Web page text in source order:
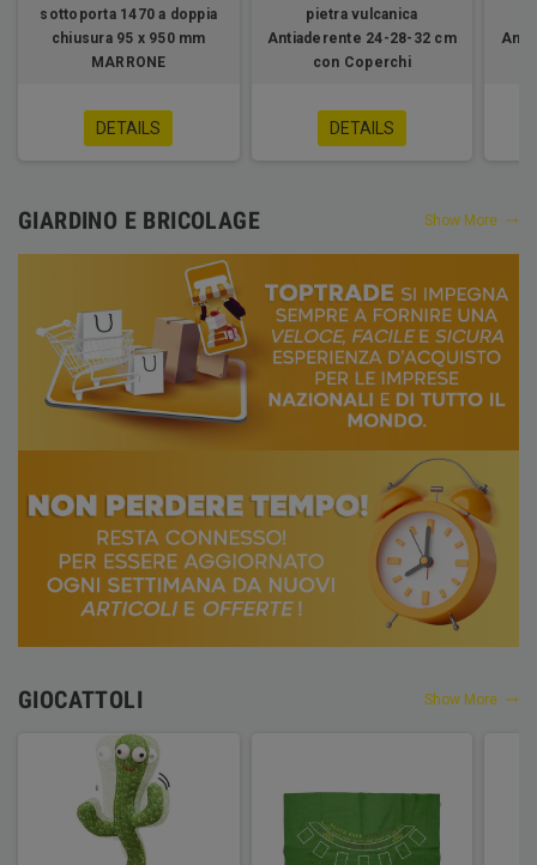
sottoporta 1470 a doppia
chiusura 95 x 950 mm
MARRONE
DETAILS
pietra vulcanica
Antiaderente 24-28-32 cm
con Coperchi
DETAILS
GIARDINO E BRICOLAGE Show More
GIOCATTOLI Show More